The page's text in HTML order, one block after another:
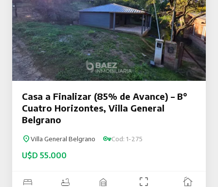
Casa a Finalizar (85% de Avance) – B°
Cuatro Horizontes, Villa General
Belgrano
Villa General Belgrano Cod: 1-275
U$D 55.000